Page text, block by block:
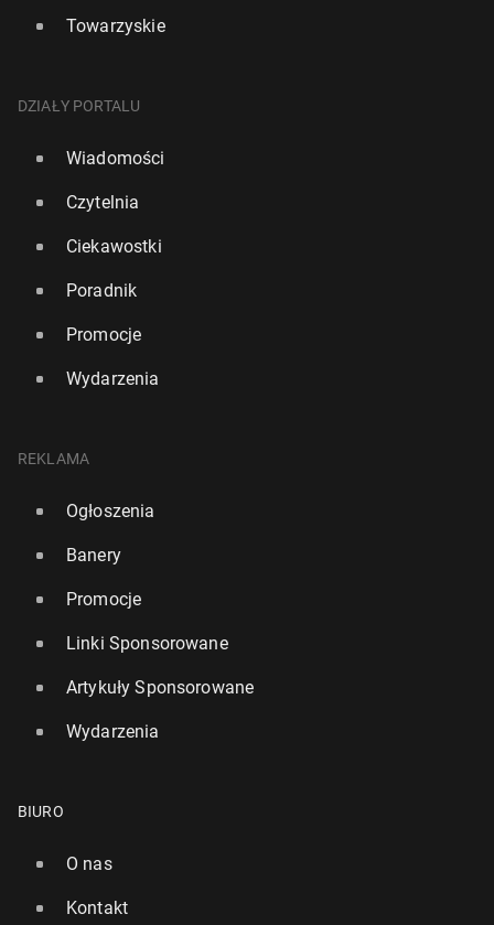
Towarzyskie
DZIAŁY PORTALU
Wiadomości
Czytelnia
Ciekawostki
Poradnik
Promocje
Wydarzenia
REKLAMA
Ogłoszenia
Banery
Promocje
Linki Sponsorowane
Artykuły Sponsorowane
Wydarzenia
BIURO
O nas
Kontakt